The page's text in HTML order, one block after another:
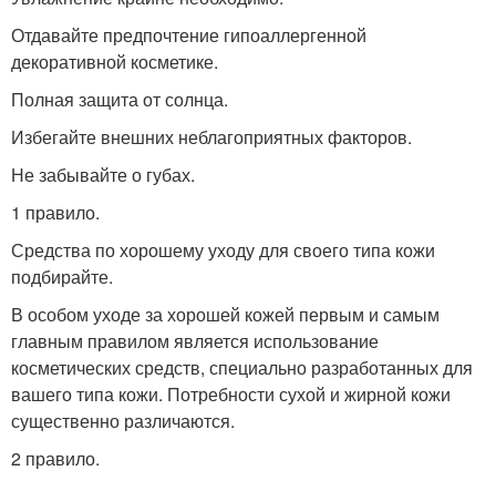
Отдавайте предпочтение гипоаллергенной
декоративной косметике.
Полная защита от солнца.
Избегайте внешних неблагоприятных факторов.
Не забывайте о губах.
1 правило.
Средства по хорошему уходу для своего типа кожи
подбирайте.
В особом уходе за хорошей кожей первым и самым
главным правилом является использование
косметических средств, специально разработанных для
вашего типа кожи. Потребности сухой и жирной кожи
существенно различаются.
2 правило.